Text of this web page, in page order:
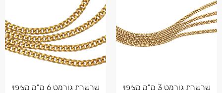
שרשרת גורמט 3 מ”מ מציפוי
שרשרת גורמט 6 מ”מ מציפוי